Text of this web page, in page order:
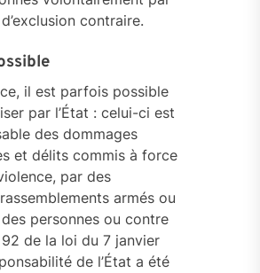
contraire.
il est parfois possible
par l’État : celui-ci est
des dommages
et délits commis à force
par des
armés ou
personnes ou contre
de la loi du 7 janvier
de l’État a été